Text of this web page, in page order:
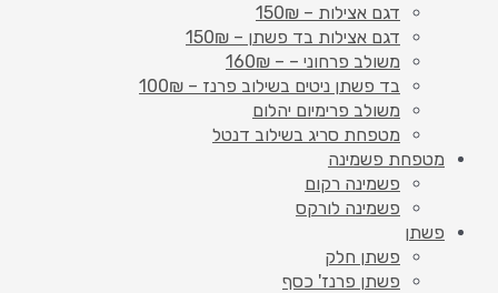
דגם אצילות – 150₪
דגם אצילות בד פשתן – 150₪
משולב פרחוני – – 160₪
בד פשתן ניטים בשילוב פרנז – 100₪
משולב פרימיום יהלום
מטפחת סריג בשילוב דנטל
מטפחת פשמינה
פשמינה רקום
פשמינה לורקס
פשתן
פשתן חלק
פשתן פרנז' כסף